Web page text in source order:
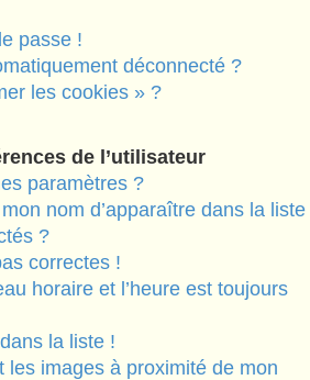
passe !
déconnecté ?
les cookies » ?
de l’utilisateur
paramètres ?
nom d’apparaître dans la liste
?
correctes !
horaire et l’heure est toujours
la liste !
les images à proximité de mon